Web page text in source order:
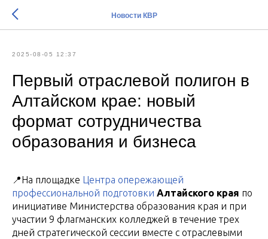
Новости КВР
2025-08-05 12:37
Первый отраслевой полигон в
Алтайском крае: новый
формат сотрудничества
образования и бизнеса
📍На площадке Центра опережающей
профессиональной подготовки Алтайского края по
инициативе Министерства образования края и при
участии 9 флагманских колледжей в течение трех
дней стратегической сессии вместе с отраслевыми